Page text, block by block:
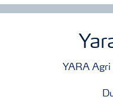
YARA Agri